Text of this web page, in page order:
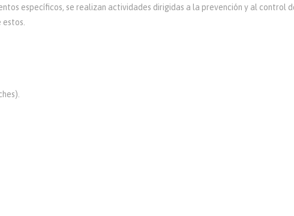
específicos, se realizan actividades dirigidas a la prevención y al control